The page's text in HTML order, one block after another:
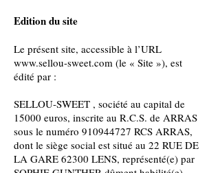
Edition du site
Le présent site, accessible à l’URL
www.sellou-sweet.com (le « Site »), est
édité par :
SELLOU-SWEET , société au capital de
15000 euros, inscrite au R.C.S. de ARRAS
sous le numéro 910944727 RCS ARRAS,
dont le siège social est situé au 22 RUE DE
LA GARE 62300 LENS, représenté(e) par